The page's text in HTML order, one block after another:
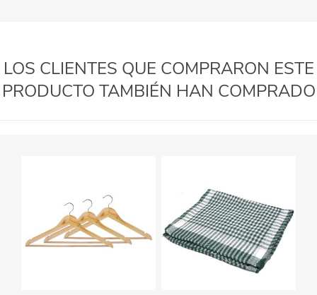
LOS CLIENTES QUE COMPRARON ESTE
PRODUCTO TAMBIÉN HAN COMPRADO